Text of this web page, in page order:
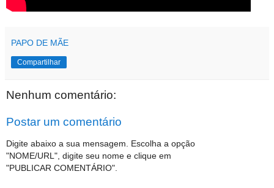
PAPO DE MÃE
Compartilhar
Nenhum comentário:
Postar um comentário
Digite abaixo a sua mensagem. Escolha a opção
"NOME/URL", digite seu nome e clique em
"PUBLICAR COMENTÁRIO".